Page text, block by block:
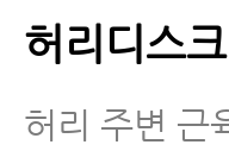
- 허리디스
- 허리디스
허리디스
허리 주변 근